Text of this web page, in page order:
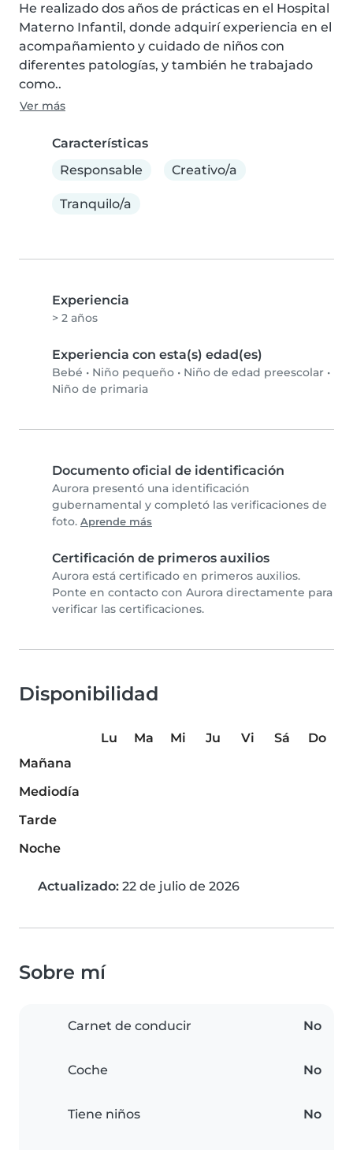
He realizado dos años de prácticas en el Hospital
Materno Infantil, donde adquirí experiencia en el
acompañamiento y cuidado de niños con
diferentes patologías, y también he trabajado
como..
Ver más
Características
Responsable
Creativo/a
Tranquilo/a
Experiencia
> 2 años
Experiencia con esta(s) edad(es)
Bebé • Niño pequeño • Niño de edad preescolar •
Niño de primaria
Documento oficial de identificación
Aurora presentó una identificación
gubernamental y completó las verificaciones de
foto. Aprende más
Certificación de primeros auxilios
Aurora está certificado en primeros auxilios.
Ponte en contacto con Aurora directamente para
verificar las certificaciones.
Disponibilidad
Lu Ma Mi Ju Vi Sá
Do
Mañana
Mediodía
Tarde
Noche
Actualizado: 22 de julio de 2026
Sobre mí
Carnet de conducir No
Coche No
Tiene niños No